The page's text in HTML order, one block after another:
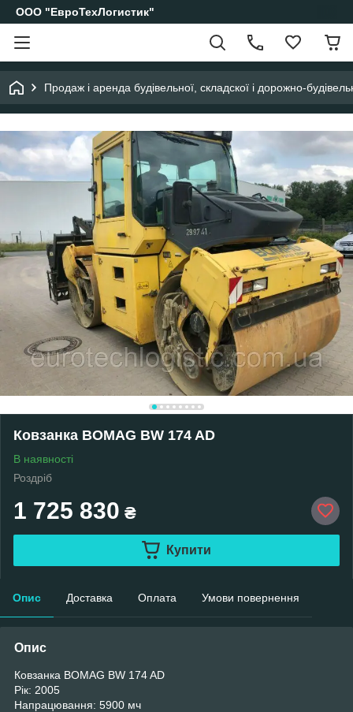
ООО "ЕвроТехЛогистик"
Продаж і аренда будівельної, складскої і дорожно-
Ковзанка BOMAG BW 174 AD
В наявності
Роздріб
1 725 830 ₴
Купити
Опис Доставка Оплата Умови повернення
Опис
Ковзанка BOMAG BW 174 AD
Рік: 2005
Напрацювання: 5900 мч